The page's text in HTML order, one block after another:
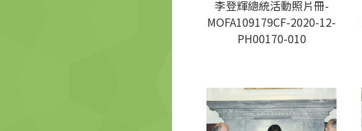
李登輝總統活動照片冊-
MOFA109179CF-2020-12-
PH00170-010